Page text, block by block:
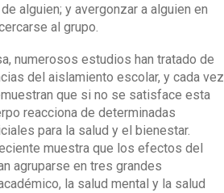
alguien; y avergonzar a alguien en
al grupo.
numerosos estudios han tratado de
del aislamiento escolar, y cada vez
que si no se satisface esta
reacciona de determinadas
para la salud y el bienestar.
muestra que los efectos del
agruparse en tres grandes
la salud mental y la salud